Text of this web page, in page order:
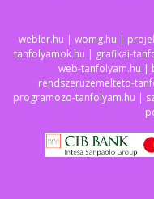
webler.hu | womg.hu |
tanfolyamok.hu | grafikai-
web-tanfolyam.hu |
rendszeruzemelteto-
programozo-tanfolyam.hu |